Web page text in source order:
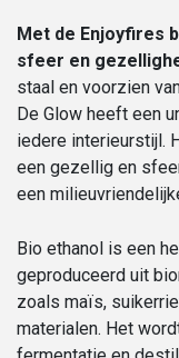
Met de Enjoyfires
sfeer en
staal en voorzien
De Glow heeft een
iedere interieurstijl.
een gezellig en
een
Bio ethanol is een
geproduceerd uit
zoals maïs,
materialen. Het